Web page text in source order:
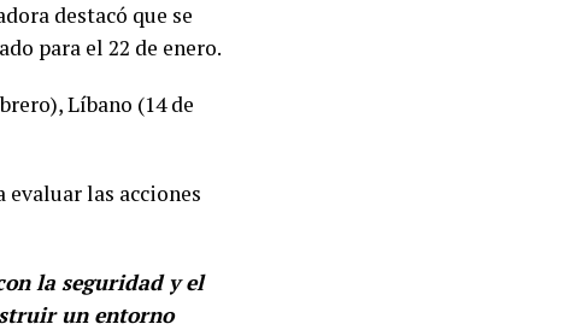
destacó que se
para el 22 de enero.
Líbano (14 de
evaluar las acciones
la seguridad y el
un entorno